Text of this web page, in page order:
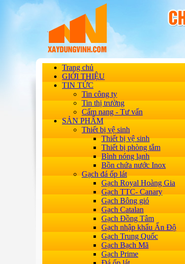
Trang chủ
GIỚI THIỆU
TIN TỨC
Tin công ty
Tin thị trường
Cẩm nang - Tư vấn
SẢN PHẨM
Thiết bị vệ sinh
Thiết bị vệ sinh
Thiết bị phòng tắm
Bình nóng lạnh
Bồn chứa nước Inox
Gạch đá ốp lát
Gạch Royal Hoàng Gia
Gạch TTC- Canary
Gạch Bông gió
Gạch Catalan
Gạch Đồng Tâm
Gạch nhập khẩu Ấn Độ
Gạch Trung Quốc
Gạch Bạch Mã
Gạch Prime